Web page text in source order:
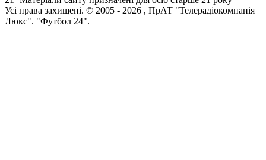
Усi права захищенi. © 2005 - 2026 , ПрАТ "Телерадіокомпанія
Люкс". "Футбол 24".